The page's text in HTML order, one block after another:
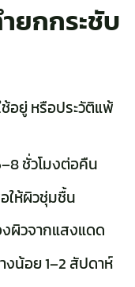
ยกกระชับ
อยู่ หรือประวัติแพ้
ชั่วโมงต่อคืน
ให้ผิวชุ่มชื้น
ผิวจากแสงแดด
น้อย 1–2 สัปดาห์